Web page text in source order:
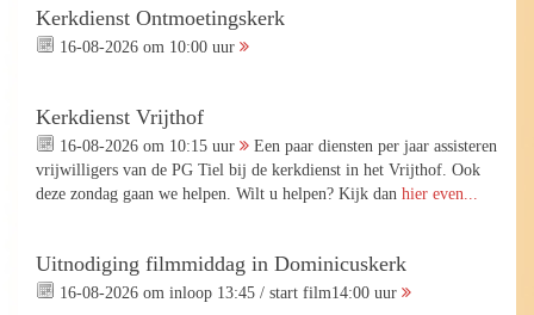
Kerkdienst Ontmoetingskerk
16-08-2026 om 10:00 uur
Kerkdienst Vrijthof
16-08-2026 om 10:15 uur
Een paar diensten per jaar assisteren
vrijwilligers van de PG Tiel bij de kerkdienst in het Vrijthof. Ook
deze zondag gaan we helpen. Wilt u helpen? Kijk dan hier even...
Uitnodiging filmmiddag in Dominicuskerk
16-08-2026 om inloop 13:45 / start film14:00 uur